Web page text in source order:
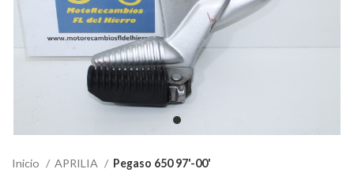
Inicio APRILIA Pegaso 650 97'-00'